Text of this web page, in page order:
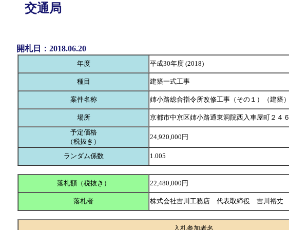
交通局
開札日：2018.06.20
年度 平成30年度 (2018)
種目 建築一式工事
案件名称 姉小路総合指令所改修工事（その１）（建築）
場所
京都市中京区姉小路通東洞院西入車屋町２４６
予定価格
（税抜き）
24,920,000円
ランダム係数 1.005
落札額（税抜き） 22,480,000円
落札者 株式会社吉川工務店 代表取締役 吉川裕丈
入札参加者名